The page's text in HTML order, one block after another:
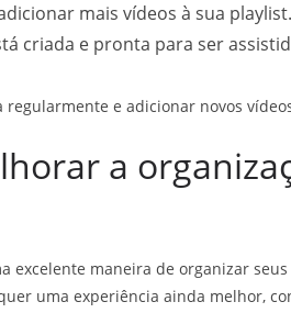
mais vídeos à sua playlist.
criada e pronta para ser
e adicionar novos
a
excelente maneira de organizar
uma experiência ainda melhor,